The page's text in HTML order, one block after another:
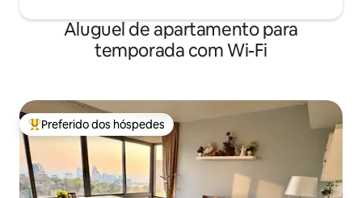
Aluguel de apartamento para
temporada com Wi-Fi
Entre os melhores preferidos dos hóspedes
Preferido dos hóspedes